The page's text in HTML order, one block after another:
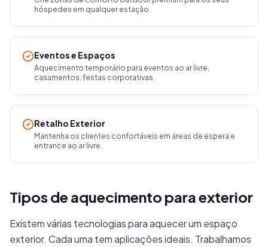
hóspedes em qualquer estação.
Eventos e Espaços
Aquecimento temporário para eventos ao ar livre,
casamentos, festas corporativas.
Retalho Exterior
Mantenha os clientes confortáveis em áreas de espera e
entrance ao ar livre.
Tipos de aquecimento para exterior
Existem várias tecnologias para aquecer um espaço
exterior. Cada uma tem aplicações ideais. Trabalhamos